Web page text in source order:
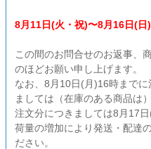
8月11日(火・祝)〜8月16日(
この間のお問合せのお返事、
のほどお願い申し上げます。
なお、8月10日(月)16時まで
ましては（在庫のある商品は
注文分につきましては8月17
荷量の増加により発送・配達
ださい。